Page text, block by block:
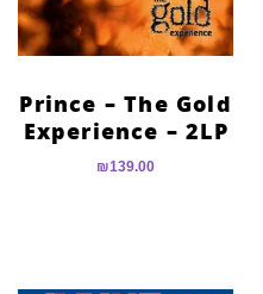
Prince – The Gold
Experience – 2LP
₪139.00